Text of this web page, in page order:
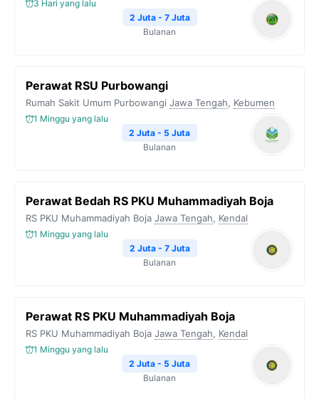
3 Hari yang lalu
2 Juta - 7 Juta
Bulanan
Perawat RSU Purbowangi
Rumah Sakit Umum Purbowangi Jawa Tengah, Kebumen
1 Minggu yang lalu
2 Juta - 5 Juta
Bulanan
Perawat Bedah RS PKU Muhammadiyah Boja
RS PKU Muhammadiyah Boja Jawa Tengah, Kendal
1 Minggu yang lalu
2 Juta - 7 Juta
Bulanan
Perawat RS PKU Muhammadiyah Boja
RS PKU Muhammadiyah Boja Jawa Tengah, Kendal
1 Minggu yang lalu
2 Juta - 5 Juta
Bulanan